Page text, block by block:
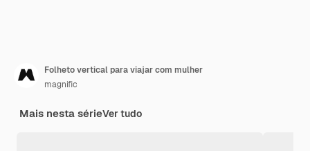
Folheto vertical para viajar com mulher
magnific
Mais nesta sérieVer tudo